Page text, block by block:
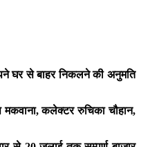
घर से बाहर निकलने की अनुमति
मकवाना, कलेक्टर रुचिका चौहान,